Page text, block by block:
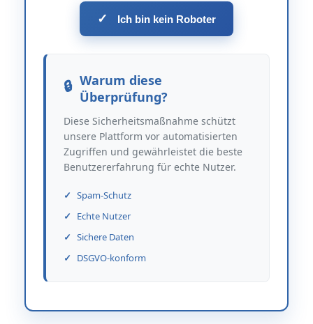
✓ Ich bin kein Roboter
Warum diese
Überprüfung?
Diese Sicherheitsmaßnahme schützt
unsere Plattform vor automatisierten
Zugriffen und gewährleistet die beste
Benutzererfahrung für echte Nutzer.
Spam-Schutz
Echte Nutzer
Sichere Daten
DSGVO-konform